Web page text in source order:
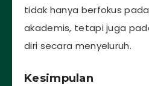
tidak hanya berfokus
akademis, tetapi juga
diri secara menyeluruh.
Kesimpulan